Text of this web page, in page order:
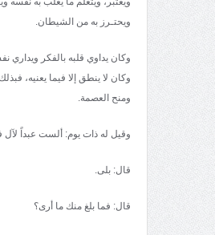
ويحتـرز به من الشيطان.
وكان يداوي قلبه بالفكر ويداري
وكان لا ينطق إلا فيما يعنيه،
ومنح العصمة.
وقيل له ذات يوم: ألست عبداً لآل
قال: بلى.
قال: فما بلغ منك ما أرى؟